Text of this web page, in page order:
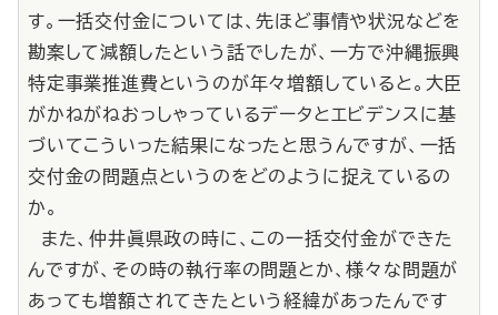
す。一括交付金については、先ほど事情や状況などを
勘案して減額したという話でしたが、一方で沖縄振興
特定事業推進費というのが年々増額していると。大臣
がかねがねおっしゃっているデータとエビデンスに基
づいてこういった結果になったと思うんですが、一括
交付金の問題点というのをどのように捉えているの
か。
また、仲井眞県政の時に、この一括交付金ができた
んですが、その時の執行率の問題とか、様々な問題が
あっても増額されてきたという経緯があったんです